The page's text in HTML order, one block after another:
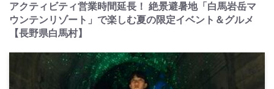
アクティビティ営業時間延長！ 絶景避暑地「白馬岩岳マ
ウンテンリゾート」で楽しむ夏の限定イベント＆グルメ
【長野県白馬村】